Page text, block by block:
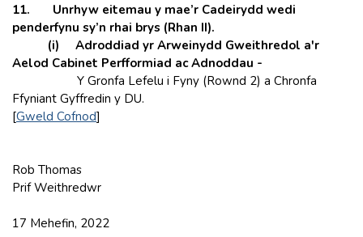
11. Unrhyw eitemau y mae’r Cadeirydd wedi
penderfynu sy’n rhai brys (Rhan II).
(i) Adroddiad yr Arweinydd Gweithredol a'r
Aelod Cabinet Perfformiad ac Adnoddau -
Y Gronfa Lefelu i Fyny (Rownd 2) a Chronfa
Ffyniant Gyffredin y DU.
[Gweld Cofnod]
Rob Thomas
Prif Weithredwr
17 Mehefin, 2022